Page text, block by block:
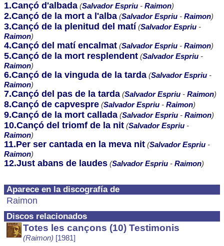
Aparece en la discografía de
Raimon
Discos relacionados
Totes les cançons (10) Testimonis
(Raimon) [1981]
1.Cançó d'albada (Salvador Espriu - Raimon)
2.Cançó de la mort a l'alba (Salvador Espriu - Raimon)
3.Cançó de la plenitud del matí (Salvador Espriu -
Raimon)
4.Cançó del matí encalmat (Salvador Espriu - Raimon)
5.Cançó de la mort resplendent (Salvador Espriu -
Raimon)
6.Cançó de la vinguda de la tarda (Salvador Espriu -
Raimon)
7.Cançó del pas de la tarda (Salvador Espriu - Raimon)
8.Cançó de capvespre (Salvador Espriu - Raimon)
9.Cançó de la mort callada (Salvador Espriu - Raimon)
10.Cançó del triomf de la nit (Salvador Espriu -
Raimon)
11.Per ser cantada en la meva nit (Salvador Espriu -
Raimon)
12.Just abans de laudes (Salvador Espriu - Raimon)